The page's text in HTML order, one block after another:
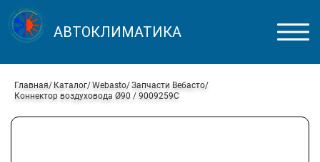
АВТОКЛИМАТИКА
Главная Каталог Webasto Запчасти Вебасто
Коннектор воздуховода Ø90 / 9009259C